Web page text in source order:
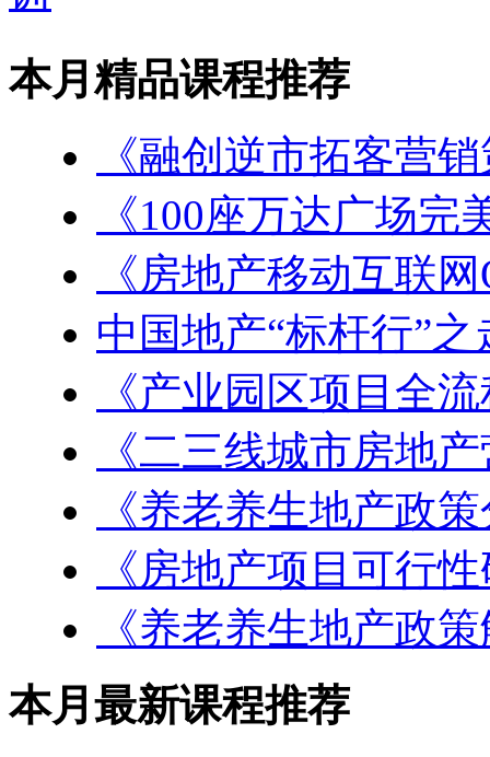
本月精品课程推荐
《融创逆市拓客营
《100座万达广场
《房地产移动互联
中国地产“标杆行”
《产业园区项目全
《二三线城市房地
《养老养生地产政
《房地产项目可行
《养老养生地产政
本月最新课程推荐